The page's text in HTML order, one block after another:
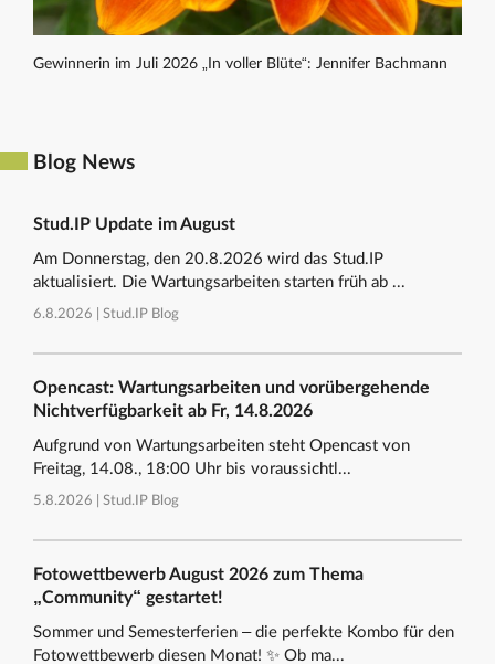
Gewinnerin im Juli 2026 „In voller Blüte“: Jennifer Bachmann
Blog News
Stud.IP Update im August
Am Donnerstag, den 20.8.2026 wird das Stud.IP
aktualisiert. Die Wartungsarbeiten starten früh ab ...
6.8.2026 | Stud.IP Blog
Opencast: Wartungsarbeiten und vorübergehende
Nichtverfügbarkeit ab Fr, 14.8.2026
Aufgrund von Wartungsarbeiten steht Opencast von
Freitag, 14.08., 18:00 Uhr bis voraussichtl...
5.8.2026 | Stud.IP Blog
Fotowettbewerb August 2026 zum Thema
„Community“ gestartet!
Sommer und Semesterferien – die perfekte Kombo für den
Fotowettbewerb diesen Monat! ✨ Ob ma...